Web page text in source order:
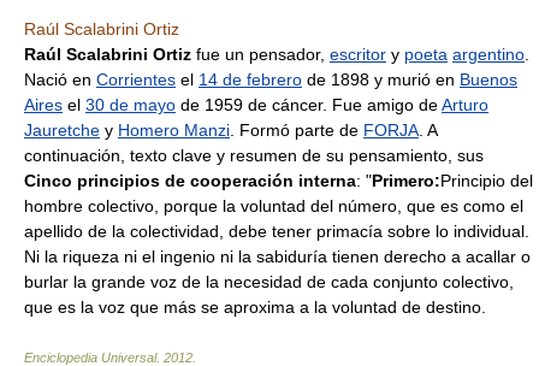
Raúl Scalabrini Ortiz
Raúl Scalabrini Ortiz fue un pensador, escritor y poeta argentino
Nació en Corrientes el 14 de febrero de 1898 y murió en Buenos
Aires el 30 de mayo de 1959 de cáncer. Fue amigo deArturo
Jauretche y Homero Manzi . Formó parte de FORJA . A
continuación, texto clave y resumen de su pensamiento, sus
Cinco principios de cooperación interna: "Primero:Principio del
hombre colectivo, porque la voluntad del número, que es como el
apellido de la colectividad, debe tener primacía sobre lo individual.
Ni la riqueza ni el ingenio ni la sabiduría tienen derecho a acallar o
burlar la grande voz de la necesidad de cada conjunto colectivo,
que es la voz que más se aproxima a la voluntad de destino.
Enciclopedia Universal. 2012